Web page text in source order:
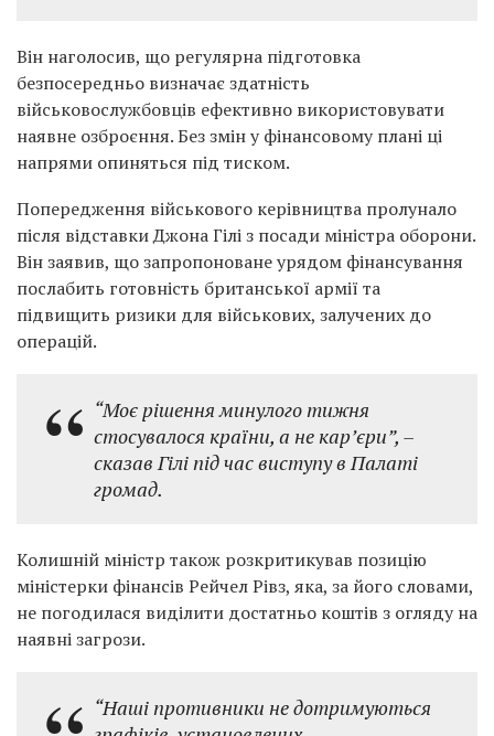
Він наголосив, що регулярна підготовка
безпосередньо визначає здатність
військовослужбовців ефективно використовувати
наявне озброєння. Без змін у фінансовому плані ці
напрями опиняться під тиском.
Попередження військового керівництва пролунало
після відставки Джона Гілі з посади міністра оборони.
Він заявив, що запропоноване урядом фінансування
послабить готовність британської армії та
підвищить ризики для військових, залучених до
операцій.
“Моє рішення минулого тижня
стосувалося країни, а не кар’єри”, –
сказав Гілі під час виступу в Палаті
громад.
Колишній міністр також розкритикував позицію
міністерки фінансів Рейчел Рівз, яка, за його словами,
не погодилася виділити достатньо коштів з огляду на
наявні загрози.
“Наші противники не дотримуються